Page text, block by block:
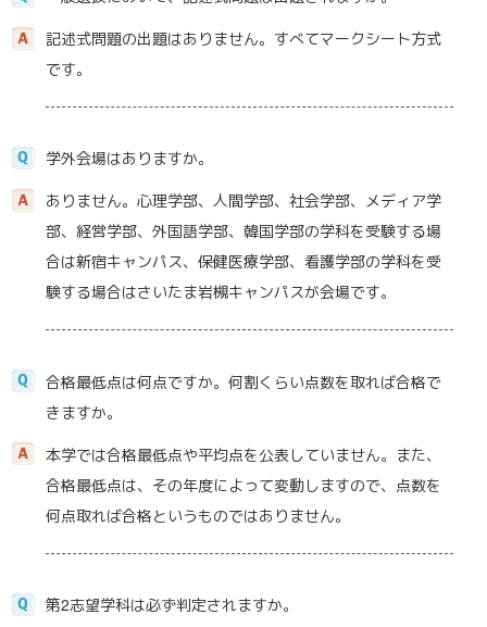
記述式問題の出題はありません。すべてマークシート方式
です。
学外会場はありますか。
ありません。心理学部、人間学部、社会学部、メディア学
部、経営学部、外国語学部、韓国学部の学科を受験する場
合は新宿キャンパス、保健医療学部、看護学部の学科を受
験する場合はさいたま岩槻キャンパスが会場です。
合格最低点は何点ですか。何割くらい点数を取れば合格で
きますか。
本学では合格最低点や平均点を公表していません。また、
合格最低点は、その年度によって変動しますので、点数を
何点取れば合格というものではありません。
第2志望学科は必ず判定されますか。